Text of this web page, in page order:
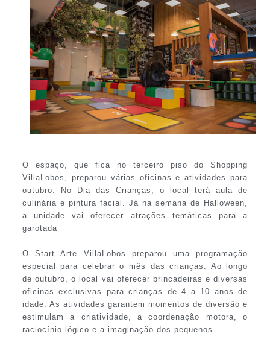
O espaço, que fica no terceiro piso do Shopping
VillaLobos, preparou várias oficinas e atividades para
outubro. No Dia das Crianças, o local terá aula de
culinária e pintura facial. Já na semana de Halloween,
a unidade vai oferecer atrações temáticas para a
garotada
O Start Arte VillaLobos preparou uma programação
especial para celebrar o mês das crianças. Ao longo
de outubro, o local vai oferecer brincadeiras e diversas
oficinas exclusivas para crianças de 4 a 10 anos de
idade. As atividades garantem momentos de diversão e
estimulam a criatividade, a coordenação motora, o
raciocínio lógico e a imaginação dos pequenos.